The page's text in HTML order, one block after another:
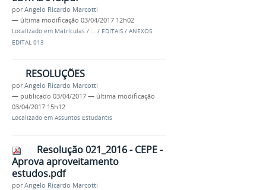
porAngelo Ricardo Marcotti
— última modificação 03/04/2017 12h02
Localizado em Matrículas / / EDITAIS / ANEXOS
EDITAL 013
RESOLUÇÕES
porAngelo Ricardo Marcotti
— publicado 03/04/2017 — última modificação
03/04/2017 15h12
Localizado em Assuntos Estudantis
Resolução 021_2016 - CEPE -
Aprova aproveitamento
estudos.pdf
porAngelo Ricardo Marcotti